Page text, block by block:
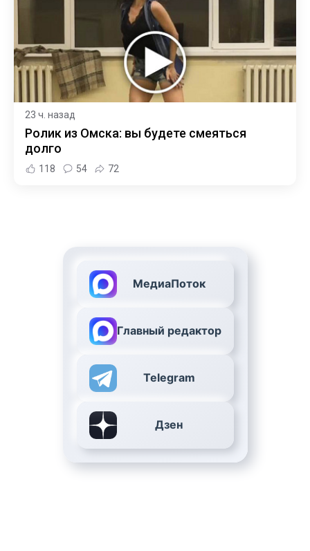
23 ч. назад
Ролик из Омска: вы будете смеяться
долго
118 54 72
МедиаПоток
Главный редактор
Telegram
Дзен